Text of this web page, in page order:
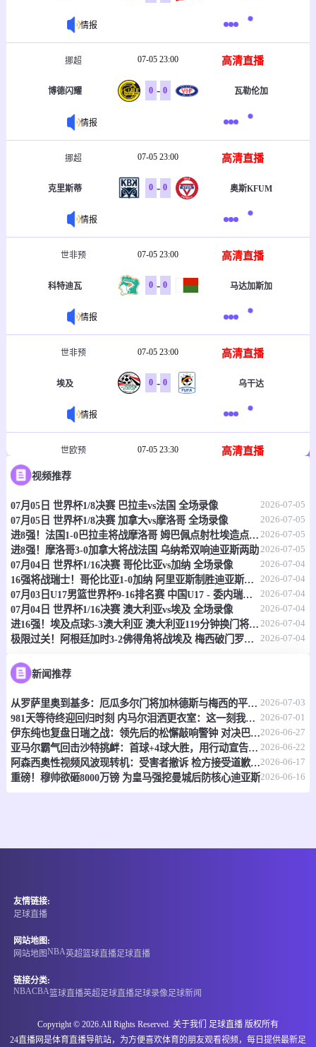
情报
挪超 07-05 23:00 高清直播
博德闪耀 0 - 0 瓦勒伦加
情报
挪超 07-05 23:00 高清直播
克里斯蒂 0 - 0 奥斯KFUM
情报
世非预 07-05 23:00 高清直播
科特迪瓦 0 - 0 马达加斯加
情报
世非预 07-05 23:00 高清直播
埃及 0 - 0 乌干达
情报
世欧预 07-05 23:30 高清直播
格鲁吉亚
情报
世亚预 07-06 00:30 高清直播
约旦 0 - 0 伊拉克
情报
世欧预 07-06 00:30 高清直播
希腊
情报
世非预 07-06 01:00 即将开始
南苏丹 0 - 0 喀麦隆
情报
世欧预 07-06 02:00 即将开始
视频推荐
07月05日 世界杯1/8决赛 巴拉圭vs法国 全场录像 2026-07-05
07月05日 世界杯1/8决赛 加拿大vs摩洛哥 全场录像 2026-07-05
进8强！法国1-0巴拉圭将战摩洛哥 姆巴佩点射杜埃造点主裁引争议 2026-07-05
进8强！摩洛哥3-0加拿大将战法国 乌纳希双响迪亚斯两助 2026-07-05
07月04日 世界杯1/16决赛 哥伦比亚vs加纳 全场录像 2026-07-04
16强将战瑞士！哥伦比亚1-0加纳 阿里亚斯制胜迪亚斯失良机 2026-07-04
07月03日U17男篮世界杯9-16排名赛 中国U17 - 委内瑞拉U17 全场录像 2026-07-04
07月04日 世界杯1/16决赛 澳大利亚vs埃及 全场录像 2026-07-04
进16强！埃及点球5-3澳大利亚 澳大利亚119分钟换门将埃及4罚全中 2026-07-04
极限过关！阿根廷加时3-2佛得角将战埃及 梅西破门罗梅罗造乌龙 2026-07-04
新闻推荐
从罗萨里奥到基多：厄瓜多尔门将加林德斯与梅西的平行人生 2026-07-03
981天等待终迎回归时刻 内马尔泪洒更衣室：这一刻我等得太久 2026-07-01
伊东纯也复盘日瑞之战：领先后的松懈敲响警钟 对决巴西将遇全新挑战2026-06-27
亚马尔霸气回击沙特挑衅：首球+4球大胜，用行动宣告"我在这！" 2026-06-22
阿森西奥性视频风波现转机：受害者撤诉 检方接受道歉免刑2026-06-17
重磅！穆帅欲砸8000万镑 为皇马强挖曼城后防核心迪亚斯2026-06-16
友情链接:
足球直播
网站地图:
网站地图NBA英超篮球直播足球直播
链接分类:
NBACBA篮球直播英超 足球直播足球录像 足球新闻
Copyright © 2026.All Rights Reserved. 关于我们 足球直播 版权所有
24直播网是体育直播导航站，为方便喜欢体育的朋友观看视频，每日提供最新足